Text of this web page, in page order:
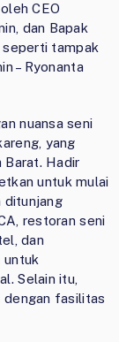
CEO
dan Bapak
seperti tampak
– Ryonanta
nuansa seni
yang
Barat. Hadir
untuk mulai
ditunjang
restoran seni
dan
untuk
Selain itu,
dengan fasilitas